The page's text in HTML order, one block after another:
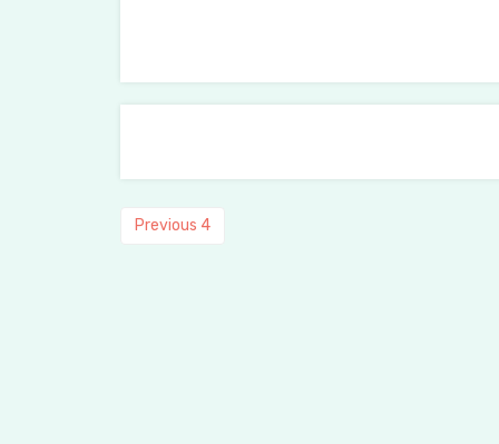
Previous
Previous 4